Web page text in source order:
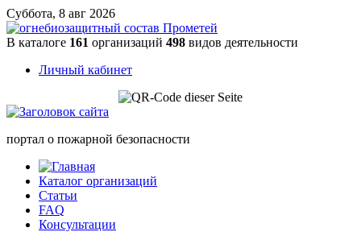
Суббота, 8 авг 2026
В каталоге 161 организаций 498 видов деятельности
Личный кабинет
портал о пожарной безопасности
Каталог организаций
Статьи
FAQ
Консультации